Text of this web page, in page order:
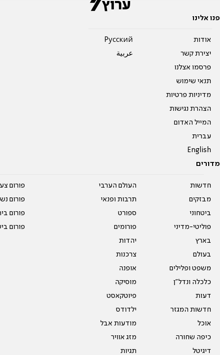
פנו אלינו
אודות
יצירת קשר
פרסמו אצלנו
תנאי שימוש
מדיניות פרטיות
הצהרת נגישות
המייל האדום
עברית
English
Pусский
عربية
מדורים
חדשות
מבזקים
ביטחוני
פוליטי-מדיני
בארץ
בעולם
משפט ופלילים
כלכלה ונדל"ן
דעות
חדשות המגזר
אוכל
כיפה שחורה
דיגיטל
העולם הערבי
תרבות ופנאי
ספורט
פורומים
יהדות
צרכנות
אופנה
מוסיקה
פיוטקאסט
ילדודס
מודעות אבל
מזג אוויר
תגיות
פורום
פורום
פורום
פורום